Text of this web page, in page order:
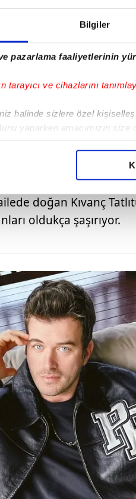
Bilgiler
pazarlama faaliyetlerinin
tarayıcı ve cihazlarını
halinde sizlere özel
yaparken amacımızın
elimizden gelen çabayı
sunabilmek için İnternet
kişisel verileriniz işlenmekte
yapılması, amaçlarıyla
aşağıda yer alan panel
Bilgilendirme Metnimizi
Korunması Kanunu
çerezlerle ilgili bilgi
doğan Kıvanç
oldukça şaşırıyor.